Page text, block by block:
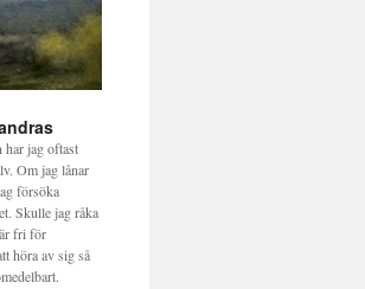
har jag oftast
Om jag lånar
försöka
Skulle jag råka
fri för
höra av sig så